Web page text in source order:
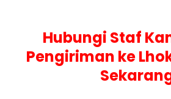
Hubungi Staf
Pengiriman ke